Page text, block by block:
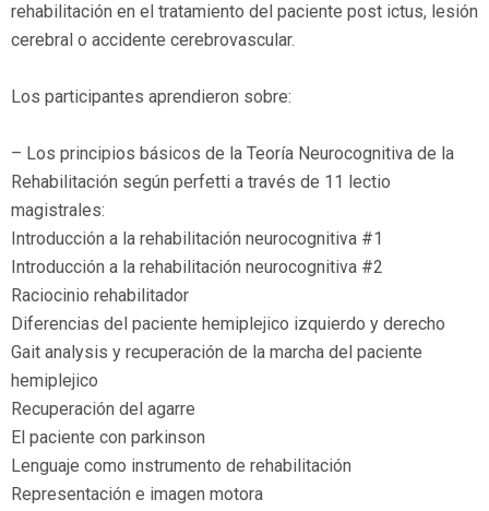
rehabilitación en el tratamiento del paciente post ictus, lesión
cerebral o accidente cerebrovascular.
Los participantes aprendieron sobre:
– Los principios básicos de la Teoría Neurocognitiva de la
Rehabilitación según perfetti a través de 11 lectio
magistrales:
Introducción a la rehabilitación neurocognitiva #1
Introducción a la rehabilitación neurocognitiva #2
Raciocinio rehabilitador
Diferencias del paciente hemiplejico izquierdo y derecho
Gait analysis y recuperación de la marcha del paciente
hemiplejico
Recuperación del agarre
El paciente con parkinson
Lenguaje como instrumento de rehabilitación
Representación e imagen motora